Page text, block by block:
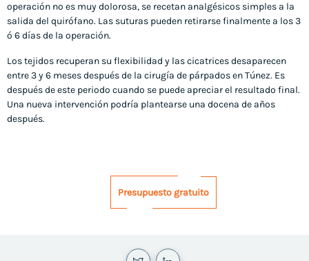
operación no es muy dolorosa, se recetan analgésicos simples a la
salida del quirófano. Las suturas pueden retirarse finalmente a los 3
ó 6 días de la operación.
Los tejidos recuperan su flexibilidad y las cicatrices desaparecen
entre 3 y 6 meses después de la cirugía de párpados en Túnez. Es
después de este periodo cuando se puede apreciar el resultado final.
Una nueva intervención podría plantearse una docena de años
después.
Presupuesto gratuito